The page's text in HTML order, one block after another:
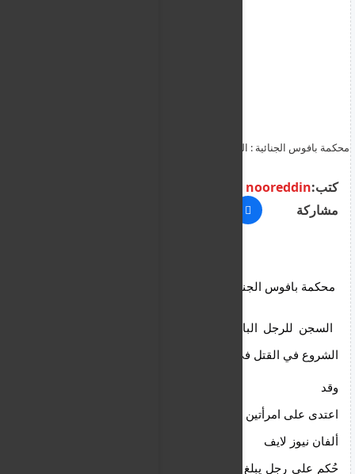
كتب:nooreddin
مشاركة
محكمة بافوس الجنائية
الشروع في القتل في صيدلية في بافوس
وقد
اعتدى على امرأتين وأصابهما بجروح في أبريل الماضي.
ألفان نيوز لايف